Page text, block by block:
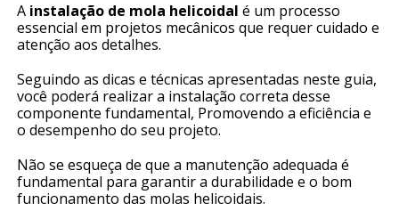
A instalação de mola helicoidal é um processo
essencial em projetos mecânicos que requer cuidado e
atenção aos detalhes.
Seguindo as dicas e técnicas apresentadas neste guia,
você poderá realizar a instalação correta desse
componente fundamental, Promovendo a eficiência e
o desempenho do seu projeto.
Não se esqueça de que a manutenção adequada é
fundamental para garantir a durabilidade e o bom
funcionamento das molas helicoidais.